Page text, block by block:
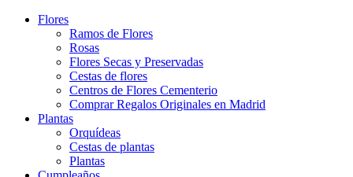
Flores
Ramos de Flores
Rosas
Flores Secas y Preservadas
Cestas de flores
Centros de Flores Cementerio
Comprar Regalos Originales en Madrid
Plantas
Orquídeas
Cestas de plantas
Plantas